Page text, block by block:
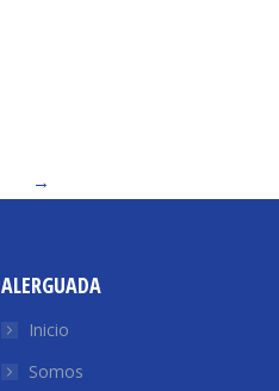
→
ALERGUADA
Inicio
Somos